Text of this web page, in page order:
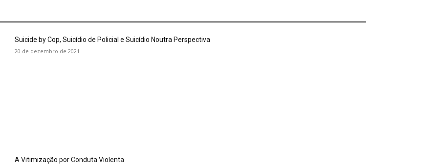
Suicide by Cop, Suicídio de Policial e Suicídio Noutra Perspectiva
20 de dezembro de 2021
A Vitimização por Conduta Violenta